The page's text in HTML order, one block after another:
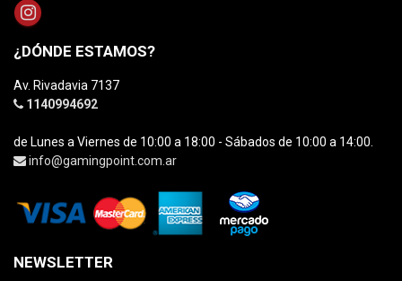
¿DÓNDE ESTAMOS?
Av. Rivadavia 7137
1140994692
de Lunes a Viernes de 10:00 a 18:00 - Sábados de 10:00 a 14:00.
info@gamingpoint.com.ar
NEWSLETTER